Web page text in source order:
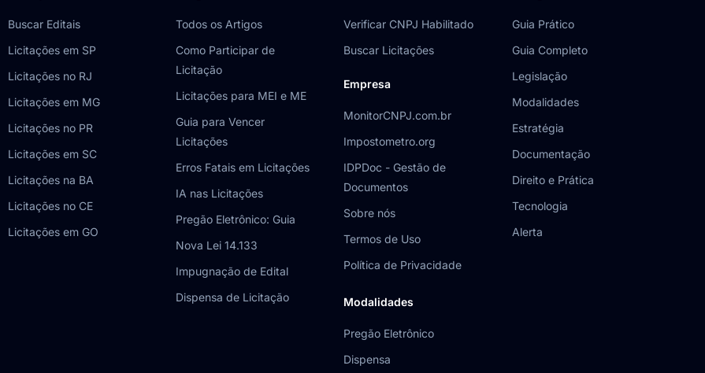
Buscar Editais
Licitações em SP
Licitações no RJ
Licitações em MG
Licitações no PR
Licitações em SC
Licitações na BA
Licitações no CE
Licitações em GO
Todos os Artigos
Como Participar de
Licitação
Licitações para MEI e ME
Guia para Vencer
Licitações
Erros Fatais em Licitações
IA nas Licitações
Pregão Eletrônico: Guia
Nova Lei 14.133
Impugnação de Edital
Dispensa de Licitação
Verificar CNPJ Habilitado
Buscar Licitações
Empresa
MonitorCNPJ.com.br
Impostometro.org
IDPDoc - Gestão de
Documentos
Sobre nós
Termos de Uso
Política de Privacidade
Modalidades
Pregão Eletrônico
Dispensa
Guia Prático
Guia Completo
Legislação
Modalidades
Estratégia
Documentação
Direito e Prática
Tecnologia
Alerta